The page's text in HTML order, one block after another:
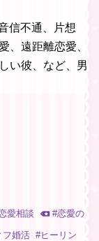
信不通、片想
、遠距離恋愛、
い彼、など、男
愛相談 #恋愛の
フ婚活 #ヒーリン